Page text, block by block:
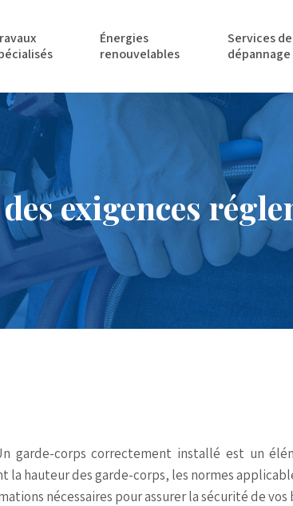
Énergies
renouvelables
Services de
dépannage
exigences
garde-corps correctement installé est un
hauteur des garde-corps, les normes
nécessaires pour assurer la sécurité de